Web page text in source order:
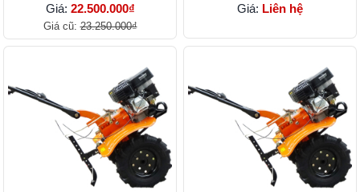
Giá: 22.500.000₫
Giá cũ:23.250.000₫
Giá: Liên hệ